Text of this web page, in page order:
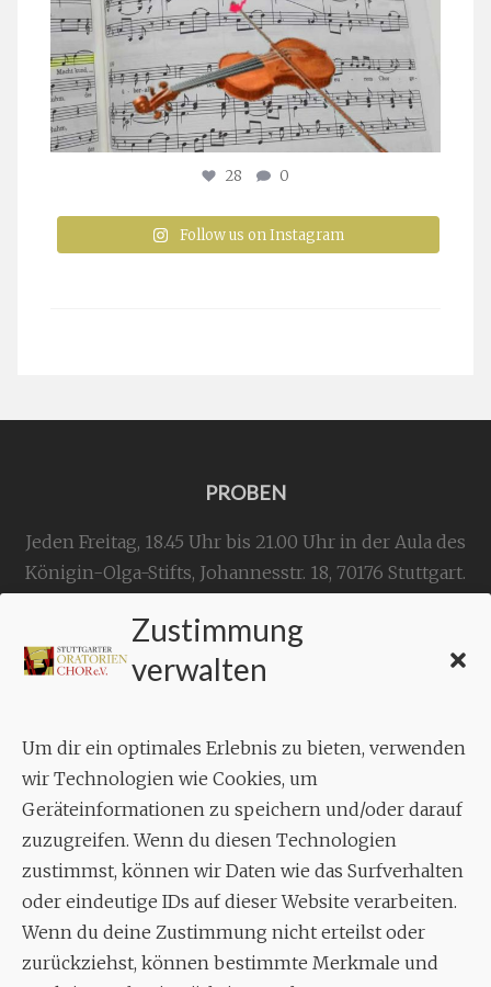
Zustimmung
verwalten
Um dir ein optimales Erlebnis zu bieten, verwenden
wir Technologien wie Cookies, um
Geräteinformationen zu speichern und/oder darauf
zuzugreifen. Wenn du diesen Technologien
zustimmst, können wir Daten wie das Surfverhalten
oder eindeutige IDs auf dieser Website verarbeiten.
Wenn du deine Zustimmung nicht erteilst oder
zurückziehst, können bestimmte Merkmale und
28 0
Follow us on Instagram
PROBEN
Jeden Freitag, 18.45 Uhr bis 21.00 Uhr in der Aula des
Königin-Olga-Stifts, Johannesstr. 18, 70176 Stuttgart.
KONTAKT
Geschäftsstelle:
Aixheimer Str. 18
70619 Stuttgart
MUSIK
Musikalischer Leiter:
Enrico Trummer
Tel.+49 (0)177 / 34 23 57 1